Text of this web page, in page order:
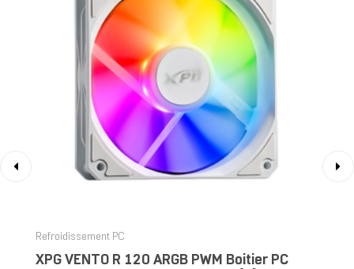
Refroidissement PC
XPG VENTO R 120 ARGB PWM Boitier PC